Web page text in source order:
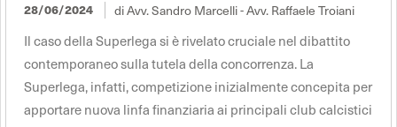
28/06/2024 di Avv. Sandro Marcelli - Avv. Raffaele Troiani
Il caso della Superlega si è rivelato cruciale nel dibattito
contemporaneo sulla tutela della concorrenza. La
Superlega, infatti, competizione inizialmente concepita per
apportare nuova linfa finanziaria ai principali club calcistici